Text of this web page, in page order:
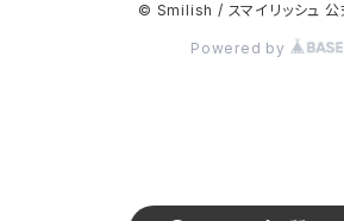
© Smilish / スマイリッシュ 公
Powered by